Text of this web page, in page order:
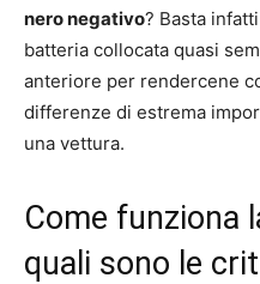
nero negativo? Basta
batteria collocata quasi
anteriore per rendercene
differenze di estrema
una vettura.
Come funziona
quali sono le